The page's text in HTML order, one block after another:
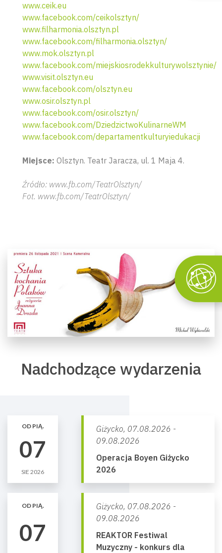
www.ceik.eu
www.facebook.com/ceikolsztyn/
www.filharmonia.olsztyn.pl
www.facebook.com/filharmonia.olsztyn/
www.mok.olsztyn.pl
www.facebook.com/miejskiosrodekkulturywolsztynie/
www.visit.olsztyn.eu
www.facebook.com/olsztyn.eu
www.osir.olsztyn.pl
www.facebook.com/osir.olsztyn/
www.facebook.com/DziedzictwoKulinarneWM
www.facebook.com/departamentkulturyiedukacji
Miejsce: Olsztyn. Teatr Jaracza, ul. 1 Maja 4.
Źródło: www.fb.com/TeatrOlsztyn/
Fot. www.fb.com/TeatrOlsztyn/
Nadchodzące wydarzenia
OD PIĄ.
07
SIE 2026
Giżycko, 07.08.2026 -
09.08.2026
Operacja Boyen Giżycko
2026
OD PIĄ.
07
Giżycko, 07.08.2026 -
09.08.2026
REAKTOR Festiwal
Muzyczny - konkurs dla